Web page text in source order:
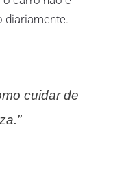
diariamente.
cuidar de